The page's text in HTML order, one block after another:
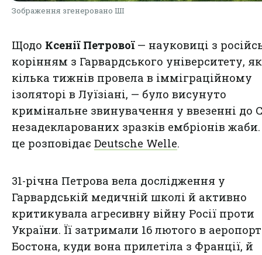
Зображення згенеровано ШІ
Щодо Ксенії Петрової— науковиці з
корінням з Гарвардського університету,
кілька тижнів провела в імміграційному
ізоляторі в Луїзіані, — було висунуто
кримінальне звинувачення у ввезенні до
незадекларованих зразків ембріонів
це розповідає Deutsche Welle.
31-річна Петрова вела дослідження у
Гарвардській медичній школі й активно
критикувала агресивну війну Росії проти
України. Її затримали 16 лютого в
Бостона, куди вона прилетіла з Франції, й